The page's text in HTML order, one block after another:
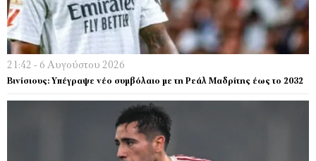
21:42 - 6 Αυγούστου 2026
Βινίσιους: Υπέγραψε νέο συμβόλαιο με τη Ρεάλ Μαδρίτης έως το 2032